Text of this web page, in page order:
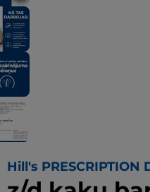
Hill's PRESCRIPTION